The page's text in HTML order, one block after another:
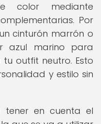
color mediante
Por
cinturón marrón o
azul marino para
outfit neutro. Esto
y estilo sin
tener en cuenta el